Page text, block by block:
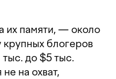
их памяти, — около
крупных блогеров
до $5 тыс.
на охват,